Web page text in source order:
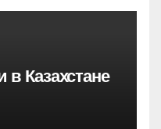
Казахстане